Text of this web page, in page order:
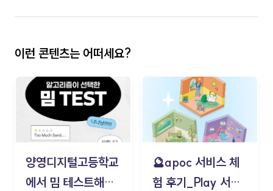
이런 콘텐츠는 어떠세요?
양영디지털고등학교
에서 밈 테스트해보
🔮apoc 서비스 체
험 후기_Play 서비